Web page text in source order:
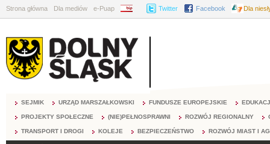
Strona główna Dla mediów e-Puap BIP Twitter Facebook Dla
SEJMIK URZĄD MARSZAŁKOWSKI FUNDUSZE EUROPEJSKIE
PROJEKTY SPOŁECZNE (NIE)PEŁNOSPRAWNI ROZWÓJ REGIONALNY
TRANSPORT I DROGI KOLEJE BEZPIECZEŃSTWO ROZWÓJ MIAST I